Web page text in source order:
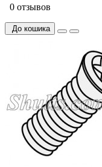
0 отзывов
До кошика